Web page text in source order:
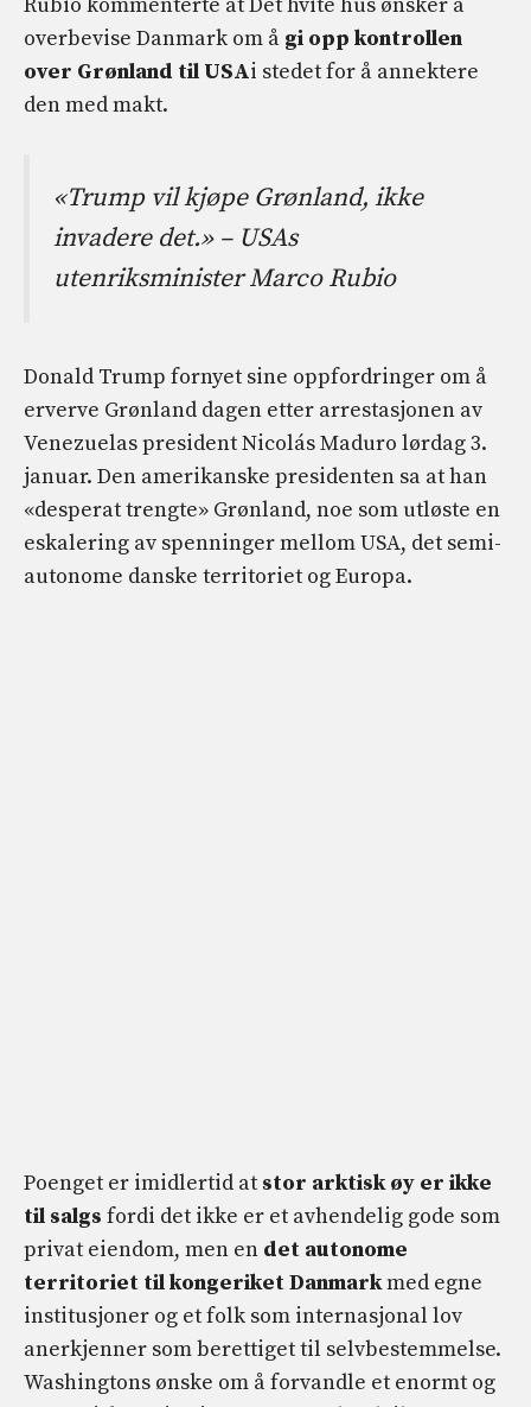
overbevise Danmark om å gi opp kontrollen
over Grønland til USAi stedet for å annektere
den med makt.
«Trump vil kjøpe Grønland, ikke
invadere det.» – USAs
utenriksminister Marco Rubio
Donald Trump fornyet sine oppfordringer om å
erverve Grønland dagen etter arrestasjonen av
Venezuelas president Nicolás Maduro lørdag 3.
januar. Den amerikanske presidenten sa at han
«desperat trengte» Grønland, noe som utløste en
eskalering av spenninger mellom USA, det semi-
autonome danske territoriet og Europa.
Poenget er imidlertid at stor arktisk øy er ikke
til salgs fordi det ikke er et avhendelig gode som
privat eiendom, men en det autonome
territoriet til kongeriket Danmarkmed egne
institusjoner og et folk som internasjonal lov
anerkjenner som berettiget til selvbestemmelse.
Washingtons ønske om å forvandle et enormt og